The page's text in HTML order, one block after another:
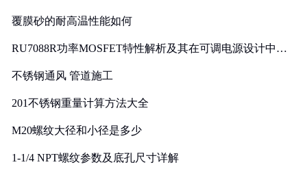
覆膜砂的耐高温性能如何
RU7088R功率MOSFET特性解析及其在可调电源设计中的
不锈钢通风 管道施工
201不锈钢重量计算方法大全
M20螺纹大径和小径是多少
1-1/4 NPT螺纹参数及底孔尺寸详解